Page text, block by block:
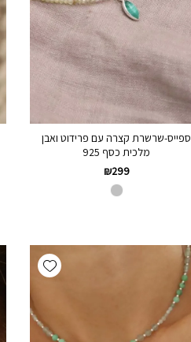
ספייס-שרשרת קצרה עם פרידוט ואבן
מלכית כסף 925
₪299
Add wishlist